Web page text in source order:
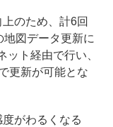
のため、計6回
地図データ更新に
ト経由で行い、
更新が可能とな
がわるくなる